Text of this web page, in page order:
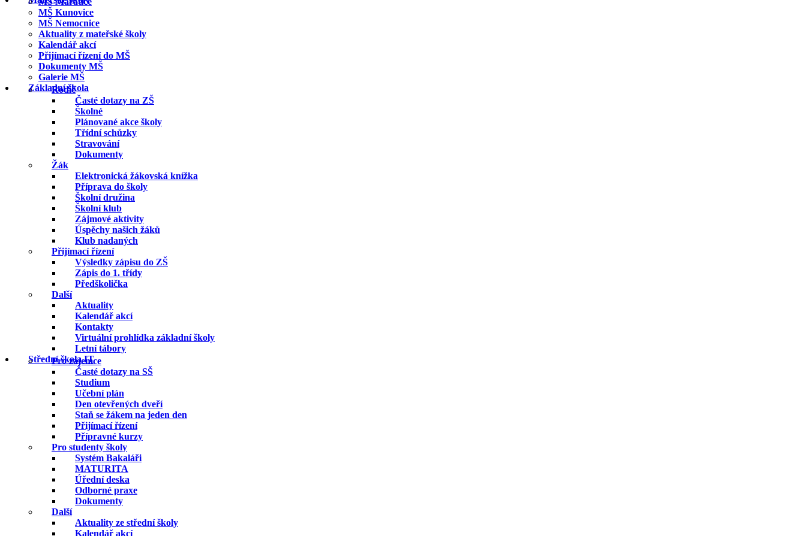
MŠ Kunovice
MŠ Nemocnice
Aktuality z mateřské školy
Kalendář akcí
Přijímací řízení do MŠ
Dokumenty MŠ
Galerie MŠ
Základní škola
Rodič
Časté dotazy na ZŠ
Školné
Plánované akce školy
Třídní schůzky
Stravování
Dokumenty
Žák
Elektronická žákovská knížka
Příprava do školy
Školní družina
Školní klub
Zájmové aktivity
Úspěchy našich žáků
Klub nadaných
Přijímací řízení
Výsledky zápisu do ZŠ
Zápis do 1. třídy
Předškolička
Další
Aktuality
Kalendář akcí
Kontakty
Virtuální prohlídka základní školy
Letní tábory
Střední škola IT
Pro zájemce
Časté dotazy na SŠ
Studium
Učební plán
Den otevřených dveří
Staň se žákem na jeden den
Přijímací řízení
Přípravné kurzy
Pro studenty školy
Systém Bakaláři
MATURITA
Úřední deska
Odborné praxe
Dokumenty
Další
Aktuality ze střední školy
Kalendář akcí